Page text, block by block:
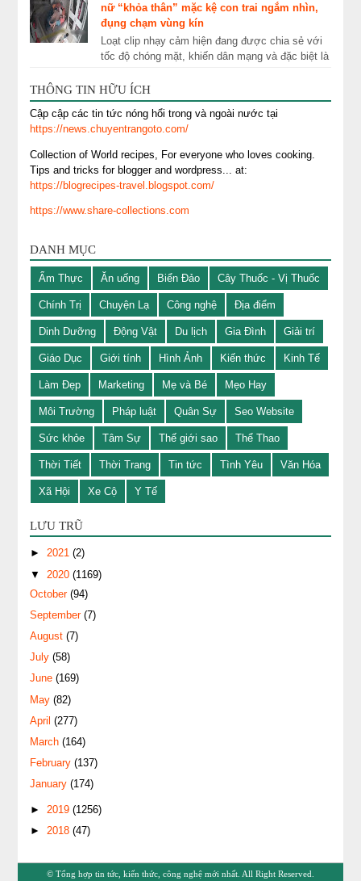
nữ “khỏa thân” mặc kệ con trai ngắm nhìn,
đụng chạm vùng kín
Loạt clip nhạy cảm hiện đang được chia sẻ với
tốc độ chóng mặt, khiến dân mạng và đặc biệt là
...
THÔNG TIN HỮU ÍCH
Cập cập các tin tức nóng hổi trong và ngoài nước tại
https://news.chuyentrangoto.com/
Collection of World recipes, For everyone who loves cooking.
Tips and tricks for blogger and wordpress... at:
https://blogrecipes-travel.blogspot.com/
https://www.share-collections.com
DANH MỤC
Ẩm Thực Ăn uống Biển Đảo Cây Thuốc - Vị Thuốc
Chính Trị Chuyện Lạ Công nghệ Địa điểm
Dinh Dưỡng Động Vật Du lịch Gia Đình Giải trí
Giáo Dục Giới tính Hình Ảnh Kiến thức Kinh Tế
Làm Đẹp Marketing Mẹ và Bé Mẹo Hay
Môi Trường Pháp luật Quân Sự Seo Website
Sức khỏe Tâm Sự Thế giới sao Thể Thao
Thời Tiết Thời Trang Tin tức Tình Yêu Văn Hóa
Xã Hội Xe Cộ Y Tế
LƯU TRŨ
►2021(2)
▼ 2020(1169)
October(94)
September(7)
August(7)
July(58)
June(169)
May(82)
April(277)
March(164)
February(137)
January(174)
► 2019(1256)
► 2018(47)
© Tổng hợp tin tức, kiến thức, công nghệ mới nhất . All Right Reserved.